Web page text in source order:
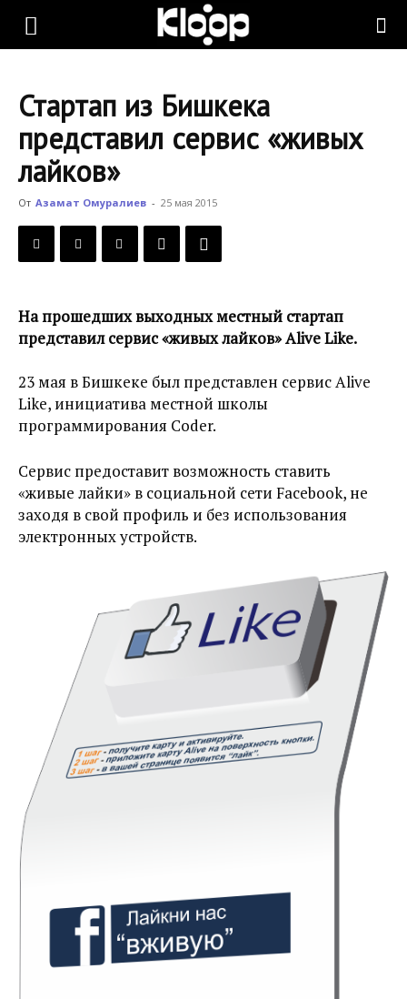
KLOOP.KG
Новости
Кыргызстана
Стартап из Бишкека
представил сервис «живых
лайков»
От Азамат Омуралиев - 25 мая 2015
На прошедших выходных местный стартап
представил сервис «живых лайков» Alive Like.
23 мая в Бишкеке был представлен сервис Alive
Like, инициатива местной школы
программирования Coder.
Сервис предоставит возможность ставить
«живые лайки» в социальной сети Facebook, не
заходя в свой профиль и без использования
электронных устройств.